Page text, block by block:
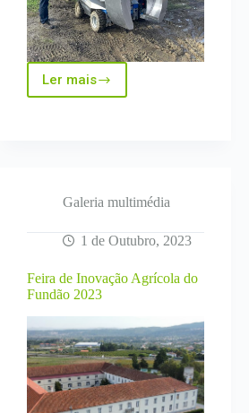
Ler maisSynergy
day
Galeria multimédia
1 de Outubro, 2023
Feira de Inovação Agrícola do
Fundão 2023